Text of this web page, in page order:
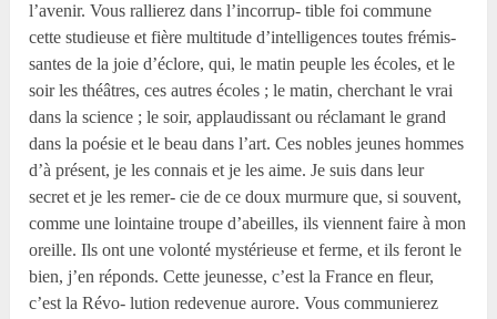
l’avenir. Vous rallierez dans l’incorrup- tible foi commune
cette studieuse et fière multitude d’intelligences toutes frémis-
santes de la joie d’éclore, qui, le matin peuple les écoles, et le
soir les théâtres, ces autres écoles ; le matin, cherchant le vrai
dans la science ; le soir, applaudissant ou réclamant le grand
dans la poésie et le beau dans l’art. Ces nobles jeunes hommes
d’à présent, je les connais et je les aime. Je suis dans leur
secret et je les remer- cie de ce doux murmure que, si souvent,
comme une lointaine troupe d’abeilles, ils viennent faire à mon
oreille. Ils ont une volonté mystérieuse et ferme, et ils feront le
bien, j’en réponds. Cette jeunesse, c’est la France en fleur,
c’est la Révo- lution redevenue aurore. Vous communierez